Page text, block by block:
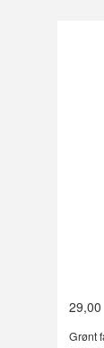
29,00
Grønt